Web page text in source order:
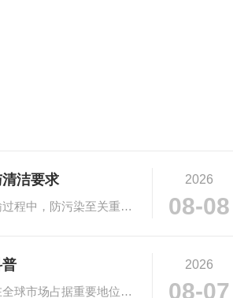
洁要求
# 聚酯级乙二醇运输防污染：密封与清洁并重聚酯级乙二醇在运输过程中，防污染至关重要···
2026
08-08
# 乙二醇市场规模与产量科普乙二醇作为重要的有机化工原料，在全球市场占据重要地位。···
2026
08-07